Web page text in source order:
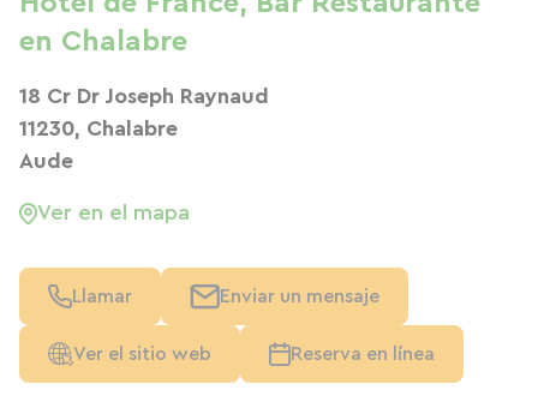
en Chalabre
18 Cr Dr Joseph Raynaud
11230, Chalabre
Aude
Ver en el mapa
Llamar Enviar un mensaje
Ver el sitio web Reserva en línea